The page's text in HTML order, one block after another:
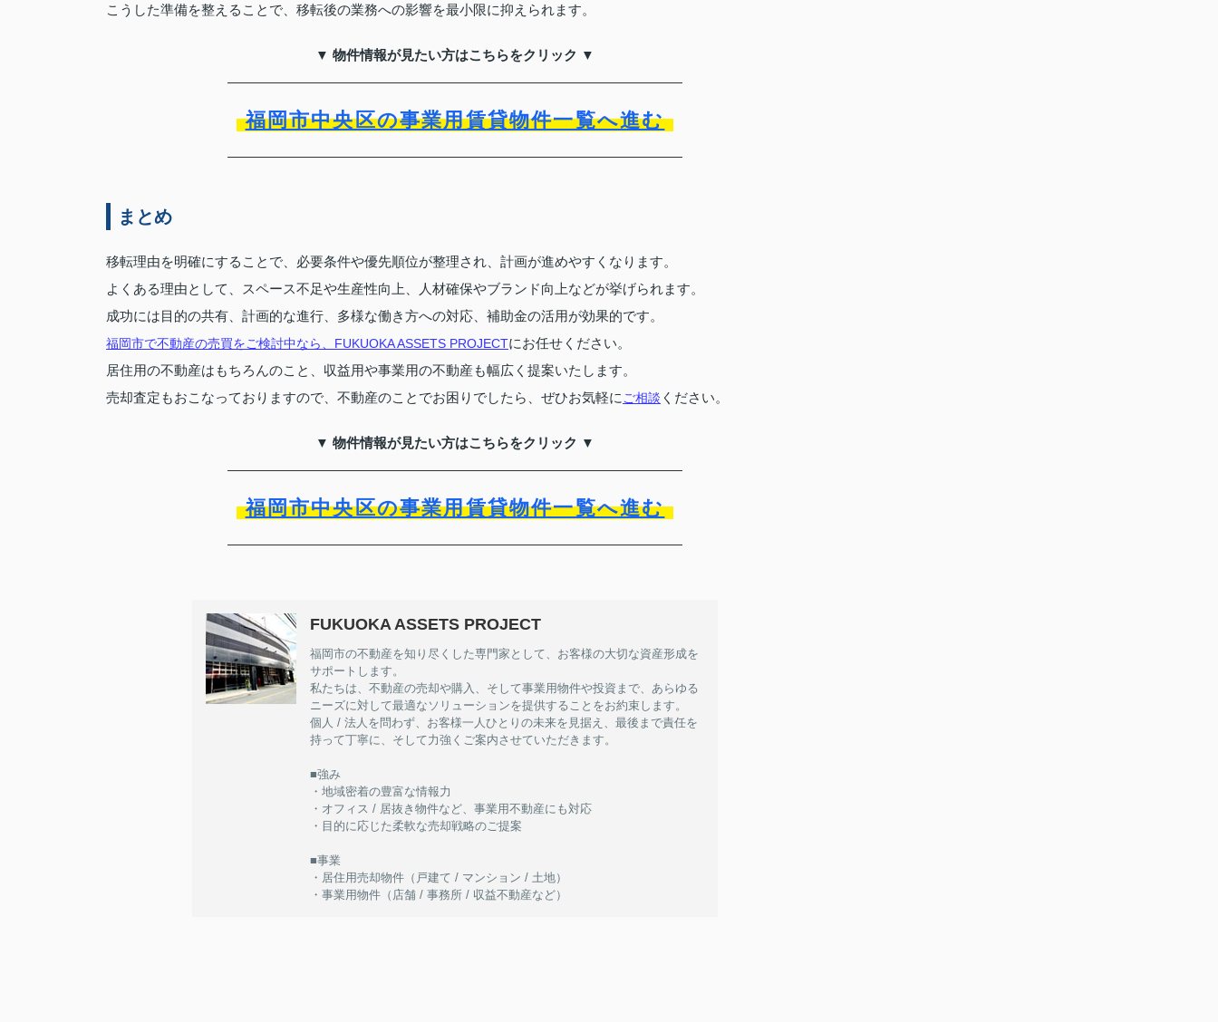
こうした準備を整えることで、移転後の業務への影響を最小限に抑えられます。
▼ 物件情報が見たい方はこちらをクリック ▼
福岡市中央区の事業用賃貸物件一覧へ進む
まとめ
移転理由を明確にすることで、必要条件や優先順位が整理され、計画が進めやすくなります。
よくある理由として、スペース不足や生産性向上、人材確保やブランド向上などが挙げられます。
成功には目的の共有、計画的な進行、多様な働き方への対応、補助金の活用が効果的です。
福岡市で不動産の売買をご検討中なら、FUKUOKA ASSETS PROJECTにお任せください。
居住用の不動産はもちろんのこと、収益用や事業用の不動産も幅広く提案いたします。
売却査定もおこなっておりますので、不動産のことでお困りでしたら、ぜひお気軽に ご相談 ください。
▼ 物件情報が見たい方はこちらをクリック ▼
福岡市中央区の事業用賃貸物件一覧へ進む
FUKUOKA ASSETS PROJECT
福岡市の不動産を知り尽くした専門家として、お客様の大切な資産形成を
サポートします。
私たちは、不動産の売却や購入、そして事業用物件や投資まで、あらゆる
ニーズに対して最適なソリューションを提供することをお約束します。
個人 / 法人を問わず、お客様一人ひとりの未来を見据え、最後まで責任を
持って丁寧に、そして力強くご案内させていただきます。
■強み
・地域密着の豊富な情報力
・オフィス / 居抜き物件など、事業用不動産にも対応
・目的に応じた柔軟な売却戦略のご提案
■事業
・居住用売却物件（戸建て / マンション / 土地）
・事業用物件（店舗 / 事務所 / 収益不動産など）